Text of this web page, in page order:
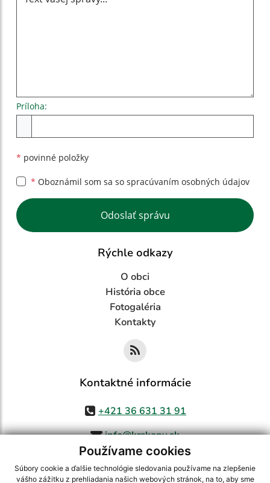
Používame cookies
Súbory cookie a ďalšie technológie sledovania používame na zlepšenie
vášho zážitku z prehliadania našich webových stránok, na to, aby sme
Príloha:
* povinné položky
* Oboznámil som sa so spracúvaním osobných údajov
Google reCaptcha Response
Odoslať správu
Rýchle odkazy
O obci
História obce
Fotogaléria
Kontakty
Kontaktné informácie
+421 36 631 31 91
info@krskany.sk